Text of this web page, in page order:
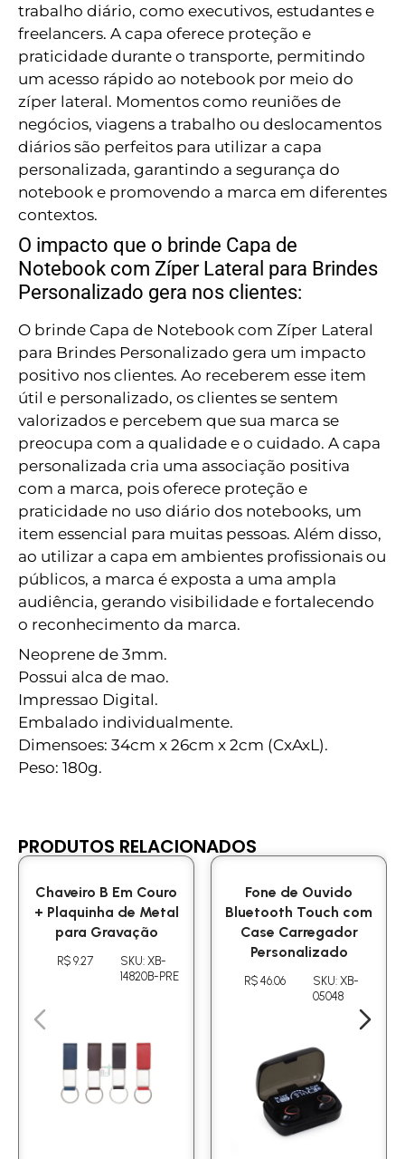
trabalho diário, como executivos, estudantes e
freelancers. A capa oferece proteção e
praticidade durante o transporte, permitindo
um acesso rápido ao notebook por meio do
zíper lateral. Momentos como reuniões de
negócios, viagens a trabalho ou deslocamentos
diários são perfeitos para utilizar a capa
personalizada, garantindo a segurança do
notebook e promovendo a marca em diferentes
contextos.
O impacto que o brinde Capa de
Notebook com Zíper Lateral para Brindes
Personalizado gera nos clientes:
O brinde Capa de Notebook com Zíper Lateral
para Brindes Personalizado gera um impacto
positivo nos clientes. Ao receberem esse item
útil e personalizado, os clientes se sentem
valorizados e percebem que sua marca se
preocupa com a qualidade e o cuidado. A capa
personalizada cria uma associação positiva
com a marca, pois oferece proteção e
praticidade no uso diário dos notebooks, um
item essencial para muitas pessoas. Além disso,
ao utilizar a capa em ambientes profissionais ou
públicos, a marca é exposta a uma ampla
audiência, gerando visibilidade e fortalecendo
o reconhecimento da marca.
Neoprene de 3mm.
Possui alca de mao.
Impressao Digital.
Embalado individualmente.
Dimensoes: 34cm x 26cm x 2cm (CxAxL).
Peso: 180g.
PRODUTOS RELACIONADOS
Chaveiro B Em Couro
+ Plaquinha de Metal
para Gravação
R$ 9.27
SKU: XB-
14820B-PRE
Fone de Ouvido
Bluetooth Touch com
Case Carregador
Personalizado
R$ 46.06
SKU: XB-
05048